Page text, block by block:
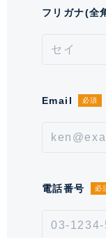
管理会社
管理 / 勤務形態
通学区域小学校
フリガナ(全
Email 必須
電話番号 必